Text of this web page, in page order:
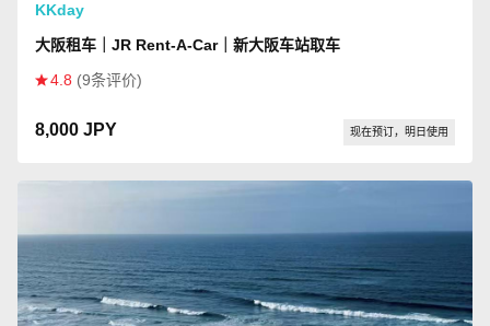
KKday
大阪租车｜JR Rent-A-Car｜新大阪车站取车
4.8 (9条评价)
8,000 JPY 现在预订，明日使用